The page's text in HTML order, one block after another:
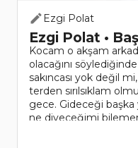
Ezgi Polat
Ezgi Polat •
Kocam o akşam
olacağını
sakıncası yok değil
terden sırılsıklam
gece. Gideceği
ne diyeceğimi